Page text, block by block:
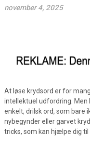
november 4, 2025
At løse krydsord er for
intellektuel udfordring. Men
enkelt, drilsk ord, som bare
nybegynder eller garvet
tricks, som kan hjælpe dig